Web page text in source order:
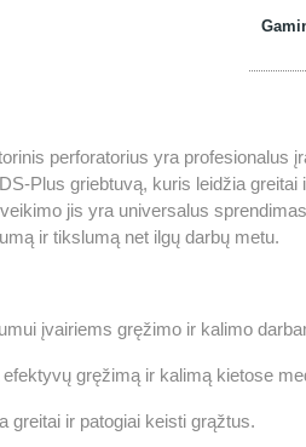
perforatorius yra
Plus griebtuvą, kuris leidžia
jis yra universalus
ir tikslumą net ilgų darbų metu.
įvairiems gręžimo ir kalimo
gręžimą ir kalimą kietose
greitai ir patogiai keisti grąžtus.